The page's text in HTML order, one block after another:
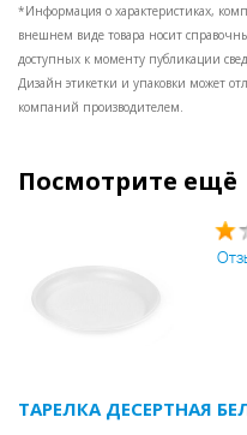
*Информация о характеристиках,
внешнем виде товара носит
доступных к моменту публикации
Дизайн этикетки и упаковки может
компаний производителем.
Посмотрите ещё
ТАРЕЛКА ДЕСЕРТНАЯ